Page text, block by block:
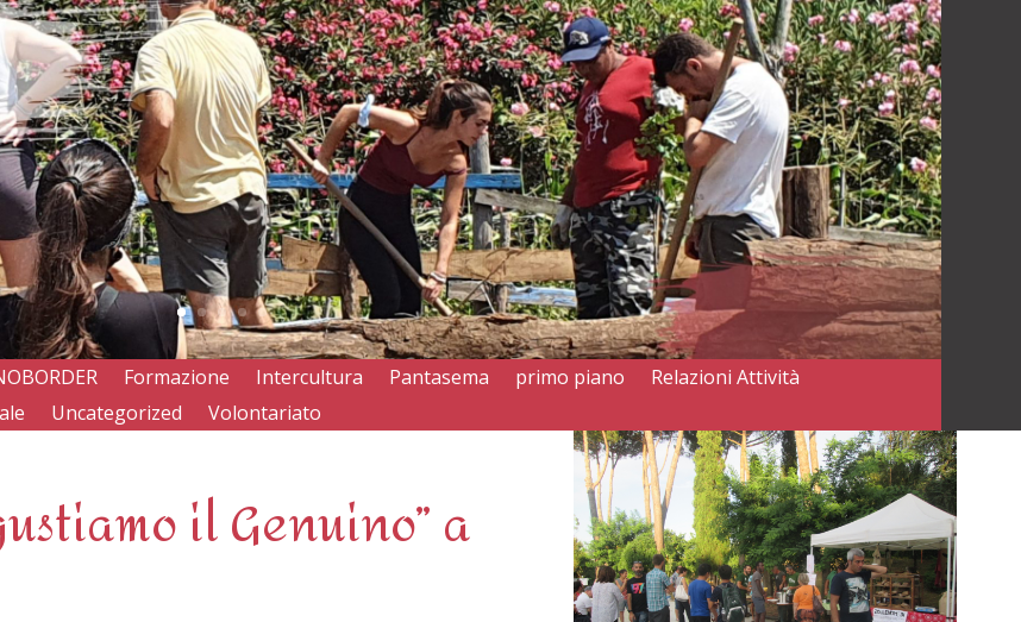
Formazione Intercultura Pantasema primo piano
Relazioni Attività
Uncategorized Volontariato
il Genuino” a